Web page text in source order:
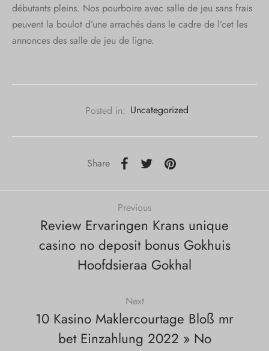
débutants pleins. Nos pourboire avec salle de jeu sans frais
peuvent la boulot d’une arrachés dans le cadre de l’cet les
annonces des salle de jeu de ligne.
Posted in: Uncategorized
Share
Previous
Review Ervaringen Krans unique
casino no deposit bonus Gokhuis
Hoofdsieraa Gokhal
Next
10 Kasino Maklercourtage Bloß mr
bet Einzahlung 2022 » No